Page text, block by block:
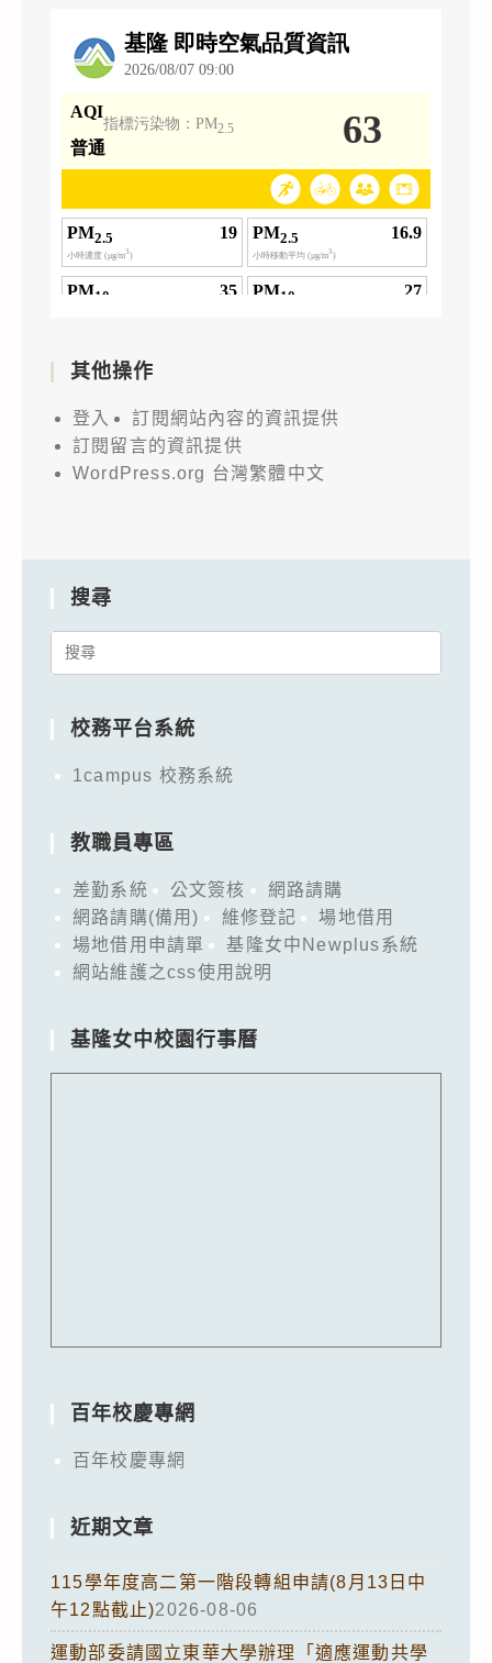
其他操作
登入
訂閱網站內容的資訊提供
訂閱留言的資訊提供
WordPress.org 台灣繁體中文
搜尋
Search
校務平台系統
1campus 校務系統
教職員專區
差勤系統 公文簽核
網路請購
網路請購(備用)
維修登記
場地借用
場地借用申請單
基隆女中Newplus系統
網站維護之css使用說明
基隆女中校園行事曆
百年校慶專網
百年校慶專網
近期文章
115學年度高二第一階段轉組申請(8月13日中
午12點截止)2026-08-06
運動部委請國立東華大學辦理「適應運動共學